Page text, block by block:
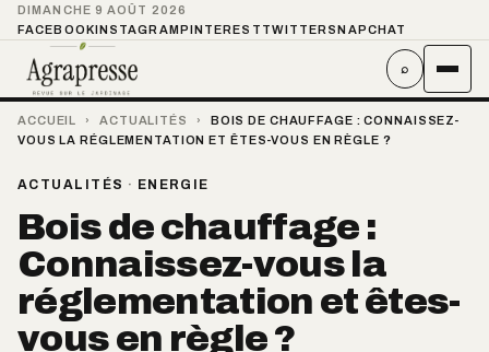
DIMANCHE 9 AOÛT 2026
FACEBOOKINSTAGRAMPINTEREST TWITTER SNAPCHAT
⌕
ACCUEIL › ACTUALITÉS ›
BOIS DE CHAUFFAGE : CONNAISSEZ-
VOUS LA RÉGLEMENTATION ET ÊTES-VOUS EN RÈGLE ?
ACTUALITÉS · ENERGIE
Bois de chauffage :
Connaissez-vous la
réglementation et êtes-
vous en règle ?